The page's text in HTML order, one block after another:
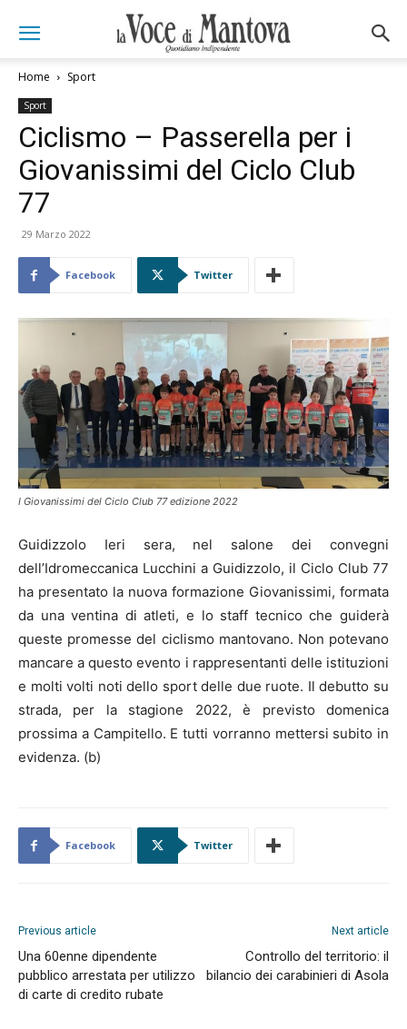
Home Sport
Sport
Ciclismo – Passerella per i
Giovanissimi del Ciclo Club
77
29 Marzo 2022
Facebook Twitter
I Giovanissimi del Ciclo Club 77 edizione 2022
Guidizzolo Ieri sera, nel salone dei convegni
dell’Idromeccanica Lucchini a Guidizzolo, il Ciclo Club 77
ha presentato la nuova formazione Giovanissimi, formata
da una ventina di atleti, e lo staff tecnico che guiderà
queste promesse del ciclismo mantovano. Non potevano
mancare a questo evento i rappresentanti delle istituzioni
e molti volti noti dello sport delle due ruote. Il debutto su
strada, per la stagione 2022, è previsto domenica
prossima a Campitello. E tutti vorranno mettersi subito in
evidenza. (b)
Facebook Twitter
Previous article
Una 60enne dipendente
pubblico arrestata per utilizzo
di carte di credito rubate
Next article
Controllo del territorio: il
bilancio dei carabinieri di Asola